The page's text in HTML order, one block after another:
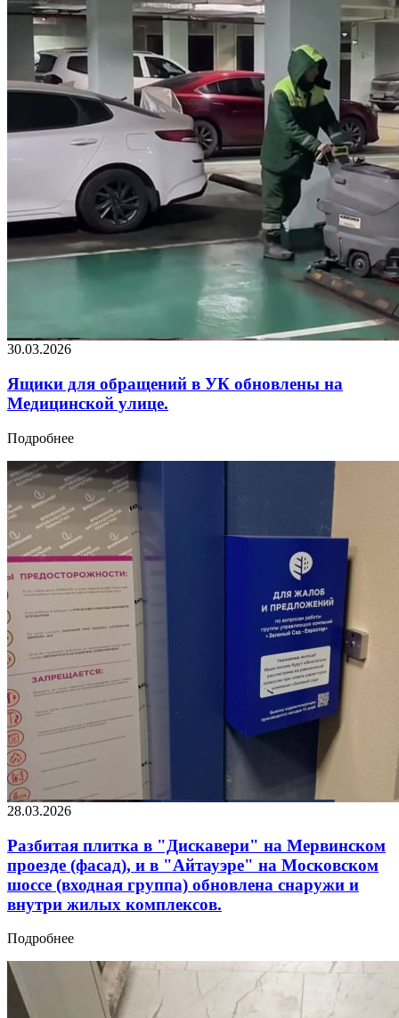
30.03.2026
Ящики для обращений в УК обновлены на
Медицинской улице.
Подробнее
28.03.2026
Разбитая плитка в "Дискавери" на Мервинском
проезде (фасад), и в "Айтауэре" на Московском
шоссе (входная группа) обновлена снаружи и
внутри жилых комплексов.
Подробнее